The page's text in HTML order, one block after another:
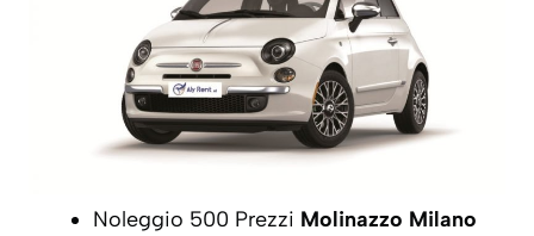
Noleggio 500 Prezzi Molinazzo Milano